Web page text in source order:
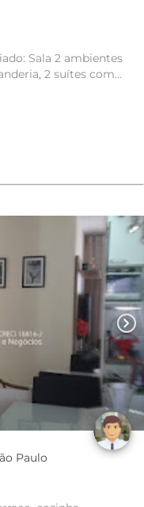
Sala 2 ambientes
2 suítes com
chevron_right
em Vila da Saúde - São Paulo